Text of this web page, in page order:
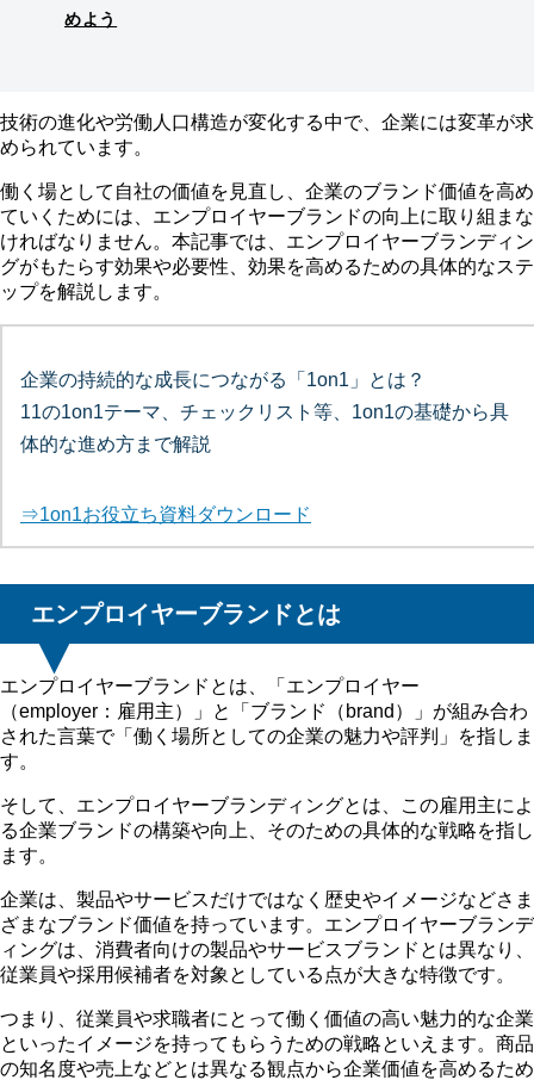
めよう
技術の進化や労働人口構造が変化する中で、企業には変革が求
められています。
働く場として自社の価値を見直し、企業のブランド価値を高め
ていくためには、エンプロイヤーブランドの向上に取り組まな
ければなりません。本記事では、エンプロイヤーブランディン
グがもたらす効果や必要性、効果を高めるための具体的なステ
ップを解説します。
企業の持続的な成長につながる「1on1」とは？
11の1on1テーマ、チェックリスト等、1on1の基礎から具
体的な進め方まで解説
⇒1on1お役立ち資料ダウンロード
エンプロイヤーブランドとは
エンプロイヤーブランドとは、「エンプロイヤー
（employer：雇用主）」と「ブランド（brand）」が組み合わ
された言葉で「働く場所としての企業の魅力や評判」を指しま
す。
そして、エンプロイヤーブランディングとは、この雇用主によ
る企業ブランドの構築や向上、そのための具体的な戦略を指し
ます。
企業は、製品やサービスだけではなく歴史やイメージなどさま
ざまなブランド価値を持っています。エンプロイヤーブランデ
ィングは、消費者向けの製品やサービスブランドとは異なり、
従業員や採用候補者を対象としている点が大きな特徴です。
つまり、従業員や求職者にとって働く価値の高い魅力的な企業
といったイメージを持ってもらうための戦略といえます。商品
の知名度や売上などとは異なる観点から企業価値を高めるため